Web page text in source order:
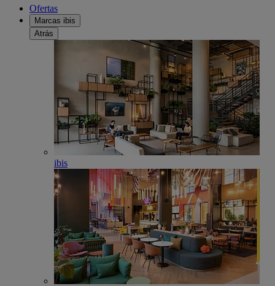
Ofertas
Marcas ibis
Atrás
ibis